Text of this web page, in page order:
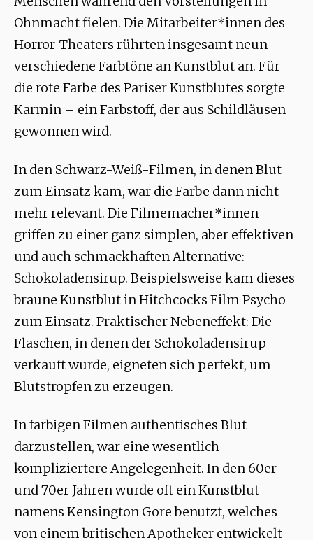
Ohnmacht fielen. Die Mitarbeiter*innen des
Horror-Theaters rührten insgesamt neun
verschiedene Farbtöne an Kunstblut an. Für
die rote Farbe des Pariser Kunstblutes sorgte
Karmin – ein Farbstoff, der aus Schildläusen
gewonnen wird.
In den Schwarz-Weiß-Filmen, in denen Blut
zum Einsatz kam, war die Farbe dann nicht
mehr relevant. Die Filmemacher*innen
griffen zu einer ganz simplen, aber effektiven
und auch schmackhaften Alternative:
Schokoladensirup. Beispielsweise kam dieses
braune Kunstblut in Hitchcocks Film Psycho
zum Einsatz. Praktischer Nebeneffekt: Die
Flaschen, in denen der Schokoladensirup
verkauft wurde, eigneten sich perfekt, um
Blutstropfen zu erzeugen.
In farbigen Filmen authentisches Blut
darzustellen, war eine wesentlich
kompliziertere Angelegenheit. In den 60er
und 70er Jahren wurde oft ein Kunstblut
namens Kensington Gore benutzt, welches
von einem britischen Apotheker entwickelt